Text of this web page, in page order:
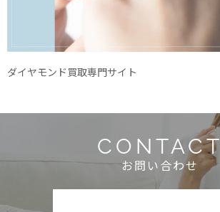
ダイヤモンド買取専門サイト
CONTACT
お問い合わせ